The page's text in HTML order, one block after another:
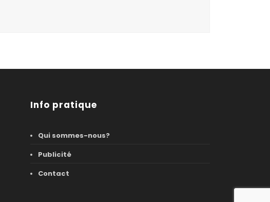
Info pratique
Qui sommes-nous?
Publicité
Contact